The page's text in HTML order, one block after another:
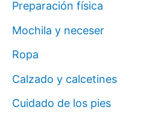
Preparación física
Mochila y neceser
Ropa
Calzado y calcetines
Cuidado de los pies